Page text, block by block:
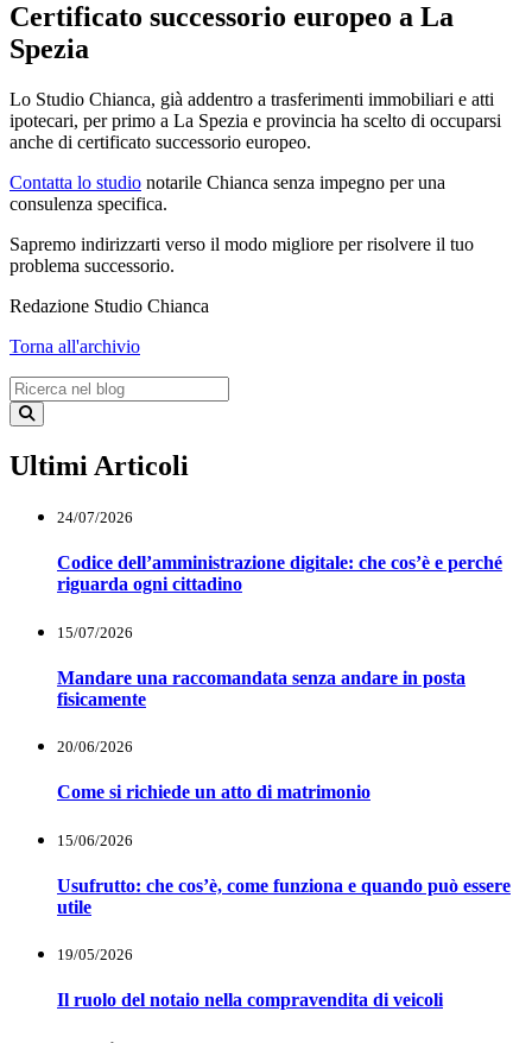
Certificato successorio europeo a La
Spezia
Lo Studio Chianca, già addentro a trasferimenti immobiliari e atti
ipotecari, per primo a La Spezia e provincia ha scelto di occuparsi
anche di certificato successorio europeo.
Contatta lo studio notarile Chianca senza impegno per una
consulenza specifica.
Sapremo indirizzarti verso il modo migliore per risolvere il tuo
problema successorio.
Redazione Studio Chianca
Torna all'archivio
Ultimi Articoli
24/07/2026
Codice dell’amministrazione digitale: che cos’è e perché
riguarda ogni cittadino
15/07/2026
Mandare una raccomandata senza andare in posta
fisicamente
20/06/2026
Come si richiede un atto di matrimonio
15/06/2026
Usufrutto: che cos’è, come funziona e quando può essere
utile
19/05/2026
Il ruolo del notaio nella compravendita di veicoli